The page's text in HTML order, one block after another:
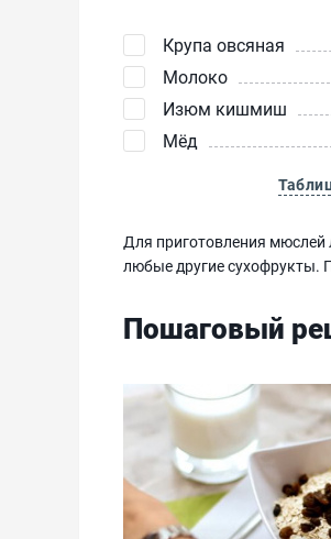
Крупа овсяная
Молоко
Изюм кишмиш
Мёд
Для приготовления мюслей
любые другие сухофрукты.
Пошаговый